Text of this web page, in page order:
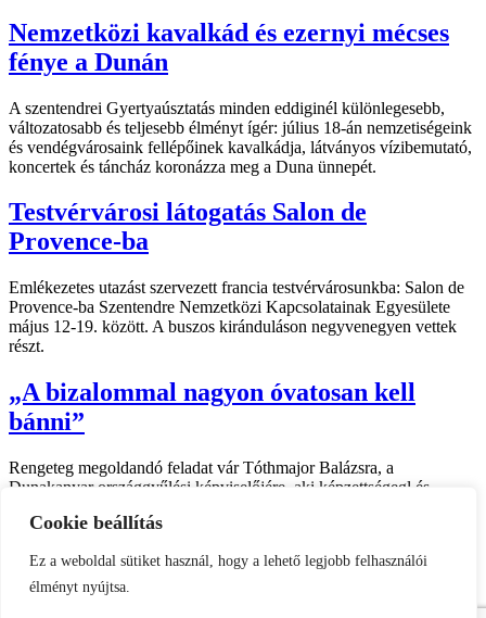
Cookie beállítás
Ez a weboldal sütiket használ, hogy a lehető legjobb felhasználói
élményt nyújtsa.
Nemzetközi kavalkád és ezernyi mécses
fénye a Dunán
A szentendrei Gyertyaúsztatás minden eddiginél különlegesebb,
változatosabb és teljesebb élményt ígér: július 18-án nemzetiségeink
és vendégvárosaink fellépőinek kavalkádja, látványos vízibemutató,
koncertek és táncház koronázza meg a Duna ünnepét.
Testvérvárosi látogatás Salon de
Provence-ba
Emlékezetes utazást szervezett francia testvérvárosunkba: Salon de
Provence-ba Szentendre Nemzetközi Kapcsolatainak Egyesülete
május 12-19. között. A buszos kiránduláson negyvenegyen vettek
részt.
„A bizalommal nagyon óvatosan kell
bánni”
Rengeteg megoldandó feladat vár Tóthmajor Balázsra, a
Dunakanyar országgyűlési képviselőjére, aki képzettségegl és
Kapcsolat
Etikai kódex